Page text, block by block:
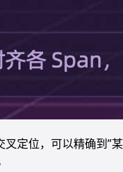
定位，可以精确到”某